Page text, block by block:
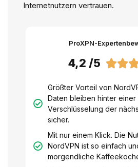
Internetnutzern vertrauen.
ProXPN-
4,2 /5 
Größter Vorteil von
Daten bleiben hinter einer
Verschlüsselung der
sicher.
Mit nur einem Klick. Die
NordVPN ist so einfach
morgendliche